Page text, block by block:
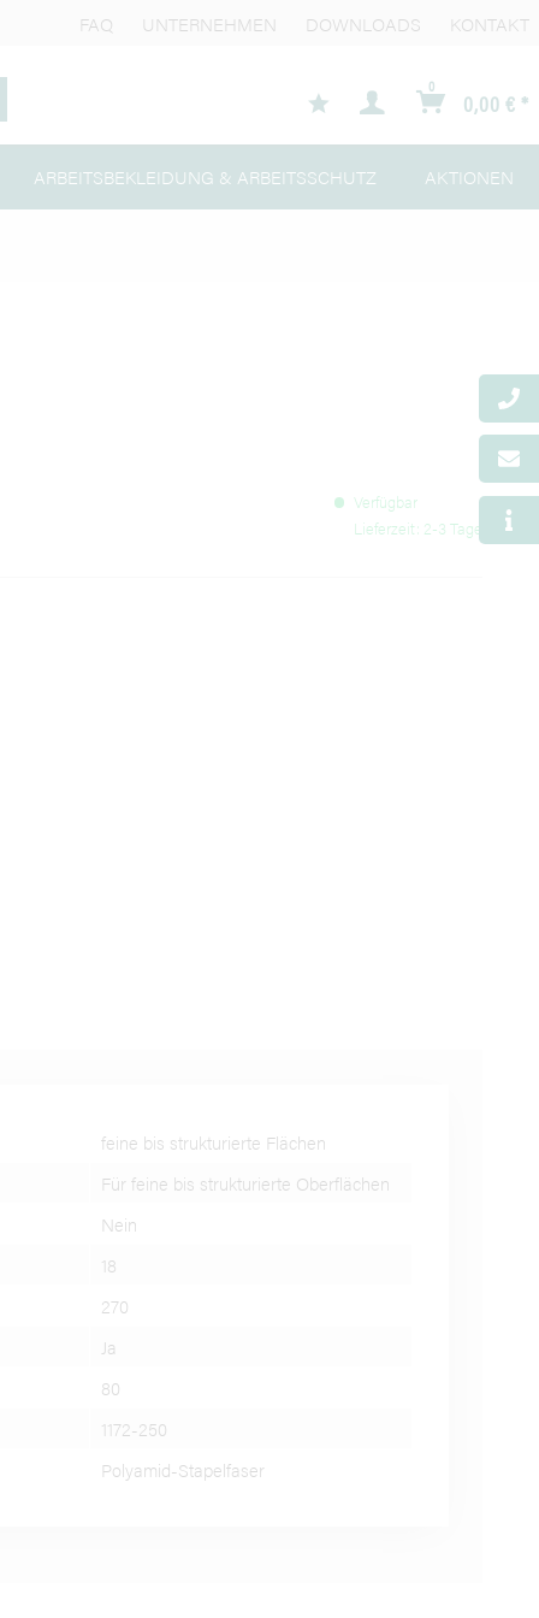
FAQ UNTERNEHMEN DOWNLOADS KONTAKT
0
0,00 € *
ARBEITSBEKLEIDUNG & ARBEITSSCHUTZ AKTIONEN
Verfügbar
Lieferzeit: 2-3 Tage
feine bis strukturierte Flächen
Für feine bis strukturierte Oberflächen
Nein
18
270
Ja
80
1172-250
Polyamid-Stapelfaser